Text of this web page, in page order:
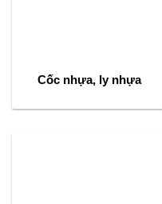
Cốc nhựa, ly nhựa